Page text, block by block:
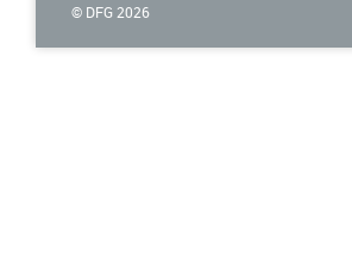
© DFG 2026